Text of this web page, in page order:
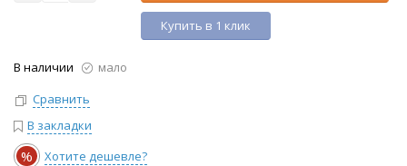
Купить в 1 клик
В наличии
мало
Сравнить
В закладки
% Хотите дешевле?